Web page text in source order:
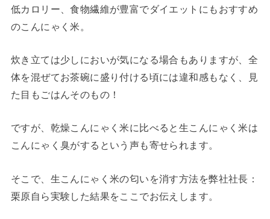
低カロリー、食物繊維が豊富でダイエットにもおすすめ
のこんにゃく米。
炊き立ては少しにおいが気になる場合もありますが、全
体を混ぜてお茶碗に盛り付ける頃には違和感もなく、見
た目もごはんそのもの！
ですが、乾燥こんにゃく米に比べると生こんにゃく米は
こんにゃく臭がするという声も寄せられます。
そこで、生こんにゃく米の匂いを消す方法を弊社社長：
栗原自ら実験した結果をここでお伝えします。